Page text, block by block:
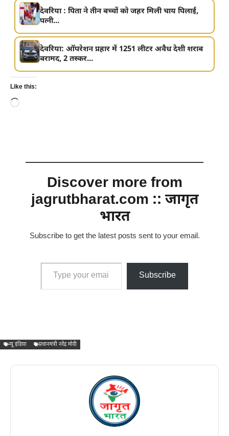
देवरिया : पिता ने तीन बच्चों को जहर मिली चाय पिलाई,
पत्नी...
देवरिया: ऑपरेशन प्रहार में 1251 लीटर अवैध देशी शराब
बरामद, 2 तस्कर...
Like this:
Loading…
Discover more from
jagrutbharat.com :: जागृत
भारत
Subscribe to get the latest posts sent to your email.
Type your email…
Subscribe
न्यू इंडिया प्रधानमंत्री नरेंद्र मोदी